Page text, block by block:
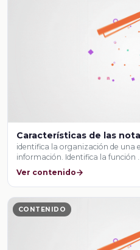
Características de las
identifica la organización de una
información. Identifica la función
Ver contenido
CONTENIDO